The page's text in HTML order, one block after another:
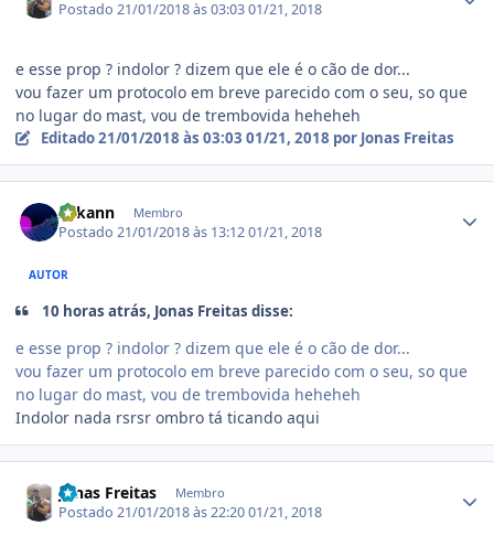
Postado21/01/2018 às 03:0301/21, 2018
e esse prop ? indolor ? dizem que ele é o cão de dor...
vou fazer um protocolo em breve parecido com o seu, so que
no lugar do mast, vou de trembovida heheheh
Editado21/01/2018 às 03:03 01/21, 2018 por Jonas Freitas
Arkann Membro
Postado21/01/2018 às 13:1201/21, 2018
AUTOR
10 horas atrás, Jonas Freitas disse:
e esse prop ? indolor ? dizem que ele é o cão de dor...
vou fazer um protocolo em breve parecido com o seu, so que
no lugar do mast, vou de trembovida heheheh
Indolor nada rsrsr ombro tá ticando aqui
Jonas Freitas Membro
Postado21/01/2018 às 22:2001/21, 2018